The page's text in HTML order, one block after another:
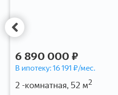
6 890 000 ₽
В ипотеку:16 191 ₽/мес.
2 -комнатная, 52 м2